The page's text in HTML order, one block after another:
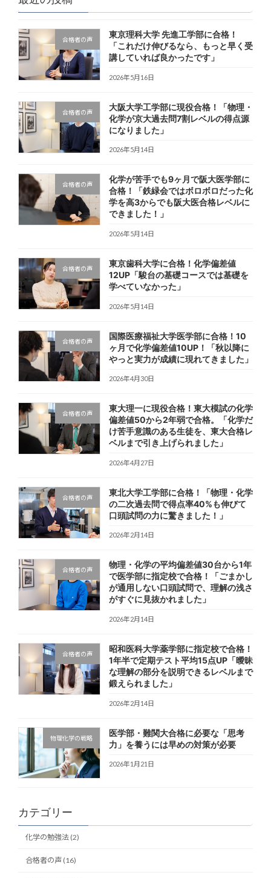
合格者の声
東京理科大学 先進工学部に合格！
「これだけ伸びるなら、もっと早く受
講していれば良かったです」
2026年5月16日
合格者の声
大阪大学工学部に現役合格！「物理・
化学が京大過去問7割レベルの得点源
になりました」
2026年5月14日
合格者の声
化学が苦手でも9ヶ月で阪大医学部に
合格！「鉄緑会ではボロボロだった化
学を高3からでも阪大医合格レベルに
できました！」
2026年5月14日
合格者の声
東京歯科大学に合格！化学偏差値
12UP「駿台の基礎コースでは基礎を
学べていなかった」
2026年5月14日
合格者の声
国際医療福祉大学医学部に合格！10
ヶ月で化学偏差値10UP！「秋以降に
やっと実力が成績に現れてきました」
2026年4月30日
合格者の声
東大理一に現役合格！東大模試の化学
偏差値50から2年弱で合格。「化学だ
け苦手意識のある生徒を、東大合格レ
ベルまで引き上げられました」
2026年4月27日
合格者の声
東北大学工学部に合格！「物理・化学
の二次過去問で得点率40%も伸びて
口頭試問の力に驚きました！」
2026年2月14日
合格者の声
物理・化学の平均偏差値30台から1年
で医学部に指定校で合格！「ごまかし
が通用しない口頭試問で、理解の浅さ
がすぐに見抜かれました」
2026年2月14日
合格者の声
昭和医科大学薬学部に指定校で合格！
1年半で定期テスト平均15点UP「曖昧
な理解の部分を説明できるレベルまで
鍛えられました」
2026年2月14日
物理化学の戦略
医学部・難関大合格に必要な「思考
力」を養うには早めの対策が必要
2026年1月21日
カテゴリー
化学の勉強法 (2)
合格者の声 (16)